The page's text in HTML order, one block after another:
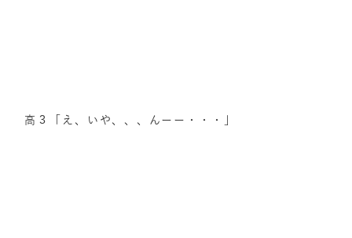
高３「え、いや、、、んーー・・・」